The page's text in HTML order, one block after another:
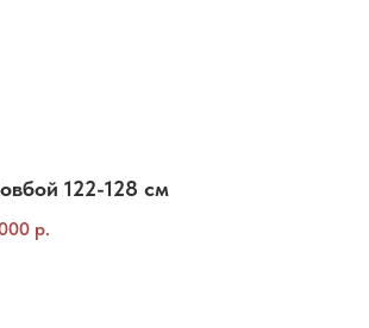
122-128 см
р.